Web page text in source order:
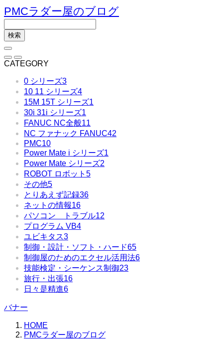
PMCラダー屋のブログ
CATEGORY
0 シリーズ3
10 11 シリーズ4
15M 15T シリーズ1
30i 31i シリーズ1
FANUC NC全般11
NC ファナック FANUC42
PMC10
Power Mate i シリーズ1
Power Mate シリーズ2
ROBOT ロボット 5
その他5
とりあえず記録36
ネットの情報16
パソコン トラブル12
プログラム VB4
ユビキタス3
制御・設計・ソフト・ハード65
制御屋のためのエクセル活用法6
技能検定・シーケンス制御23
旅行・出張16
日々是精進6
バナー
HOME
PMCラダー屋のブログ